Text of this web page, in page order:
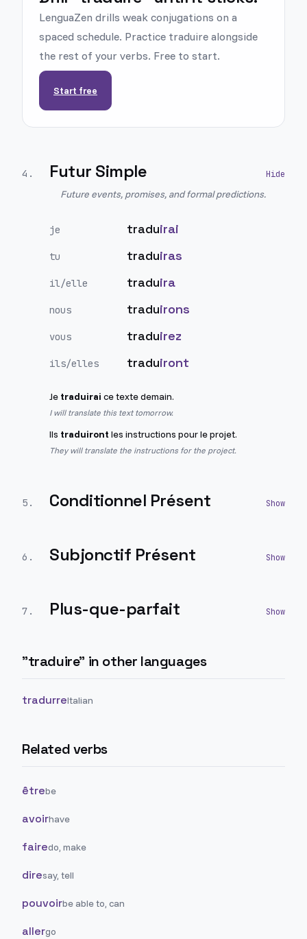
LenguaZen drills weak conjugations on a
spaced schedule. Practice traduire alongside
the rest of your verbs. Free to start.
Start free
4 . Futur Simple
Future events, promises, and formal predictions.
je traduirai
tu traduiras
il/elle traduira
nous traduirons
vous traduirez
ils/elles traduiront
Je traduirai ce texte demain.
I will translate this text tomorrow.
Ils traduirontles instructions pour le projet.
They will translate the instructions for the project.
5 . Conditionnel Présent
6 . Subjonctif Présent
7 . Plus-que-parfait
"traduire" in other languages
tradurreItalian
Related verbs
êtrebe
avoirhave
fairedo, make
diresay, tell
pouvoirbe able to, can
allergo